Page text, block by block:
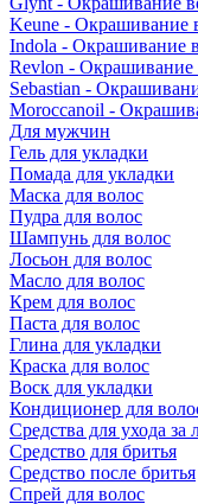
Keune - Окрашивание
Indola - Окрашивание
Revlon - Окрашивание
Sebastian -
Moroccanoil -
Для мужчин
Гель для укладки
Помада для укладки
Маска для волос
Пудра для волос
Шампунь для волос
Лосьон для волос
Масло для волос
Крем для волос
Паста для волос
Глина для укладки
Краска для волос
Воск для укладки
Кондиционер для
Средства для ухода
Средство для бритья
Средство после бритья
Спрей для волос